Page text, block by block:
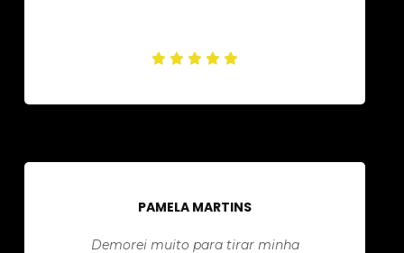
PAMELA MARTINS
Demorei muito para tirar minha